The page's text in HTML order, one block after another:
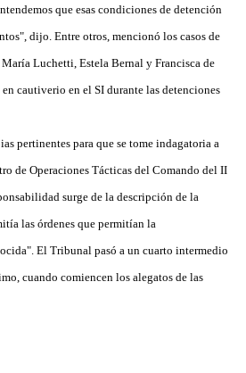
que esas condiciones de detención
dijo. Entre otros, mencionó los casos de
Luchetti, Estela Bernal y Francisca de
cautiverio en el SI durante las detenciones
pertinentes para que se tome indagatoria a
de Operaciones Tácticas del Comando del II
surge de la descripción de la
las órdenes que permitían la
El Tribunal pasó a un cuarto intermedio
cuando comiencen los alegatos de las